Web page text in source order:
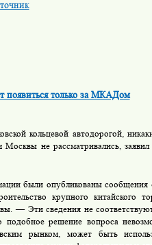
появиться только за МКАДом
кольцевой автодорогой,
Москвы не рассматривались,
были опубликованы
крупного китайского
— Эти сведения не соответствуют
решение вопроса
рынком, может быть